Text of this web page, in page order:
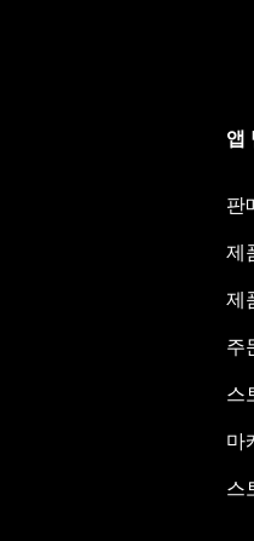
앱
판
제
제
주
스
마
스